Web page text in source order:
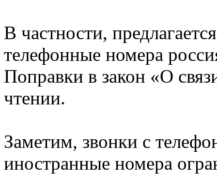
В частности,
телефонные номера
Поправки в закон «О
чтении.
Заметим, звонки с
иностранные номера